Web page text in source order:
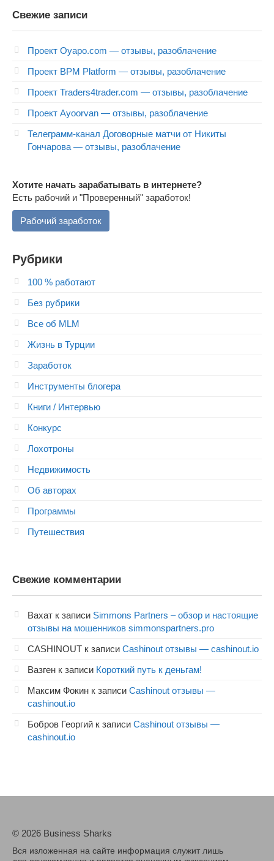
Свежие записи
Проект Oyapo.com — отзывы, разоблачение
Проект BPM Platform — отзывы, разоблачение
Проект Traders4trader.com — отзывы, разоблачение
Проект Ayoorvan — отзывы, разоблачение
Телеграмм-канал Договорные матчи от Никиты
Гончарова — отзывы, разоблачение
Хотите начать зарабатывать в интернете?
Есть рабочий и "Проверенный" заработок!
Рабочий заработок
Рубрики
100 % работают
Без рубрики
Все об MLM
Жизнь в Турции
Заработок
Инструменты блогера
Книги / Интервью
Конкурс
Лохотроны
Недвижимость
Об авторах
Программы
Путешествия
Свежие комментарии
Вахат к записи Simmons Partners – обзор и настоящие
отзывы на мошенников simmonspartners.pro
CASHINOUT к записи Cashinout отзывы — cashinout.io
Вазген к записи Короткий путь к деньгам!
Максим Фокин к записи Cashinout отзывы —
cashinout.io
Бобров Георгий к записи Cashinout отзывы —
cashinout.io
© 2026 Business Sharks
Вся изложенная на сайте информация служит лишь